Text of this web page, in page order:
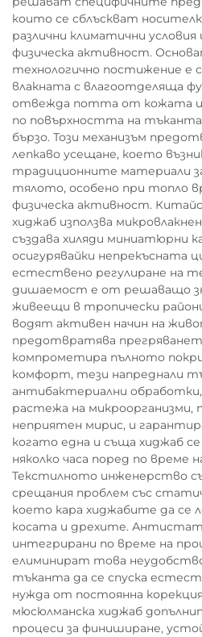
които се сблъскват
различни климатични условия
физическа активност.
технологично постижение е
влакната с влагоотделяща
отвежда потта от кожата и
по повърхността на
бързо. Този механизъм
лепкаво усещане, което
традиционните материали
тялото, особено при топло
физическа активност.
хиджаб използва
създава хиляди миниатюрни
осигурявайки непрекъсната
естествено регулиране на
дишаемост е от решаващо
живеещи в тропически
водят активен начин на
предотвратява
компрометира пълното
комфорт, тези напреднали
антибактериални
растежа на микроорганизми,
неприятен мирис, и
когато една и съща хиджаб
няколко часа поред по време
Текстилното инженерство
срещания проблем със
което кара хиджабите да се
косата и дрехите.
интегрирани по време на
елиминират това
тъканта да се спуска
нужда от постоянна
мюсюлманска хиджаб
процеси за финиширане,